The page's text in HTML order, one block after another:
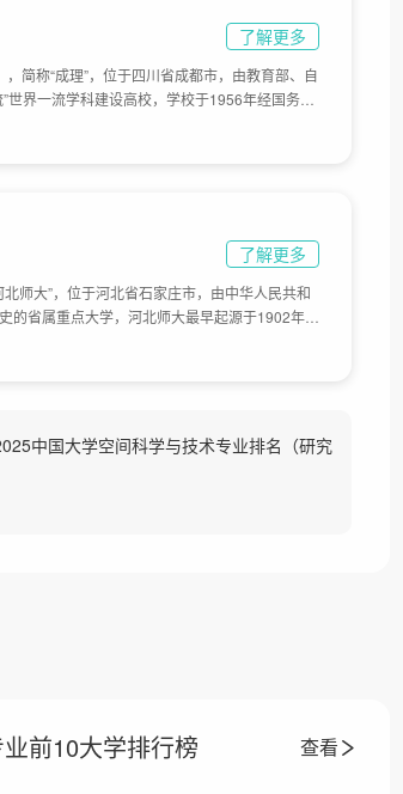
了解更多
简称“成理”，位于四川省成都市，由教育部、自
界一流学科建设高校，学校于1956年经国务院
2019年教育部与四川省签署共建协议。目前学校
了解更多
师大”，位于河北省石家庄市，由中华人民共和
省属重点大学，河北师大最早起源于1902年创
中国大学空间科学与技术专业排名（研究
前10大学排行榜 查看